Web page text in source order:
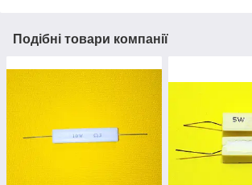
Подібні товари компанії